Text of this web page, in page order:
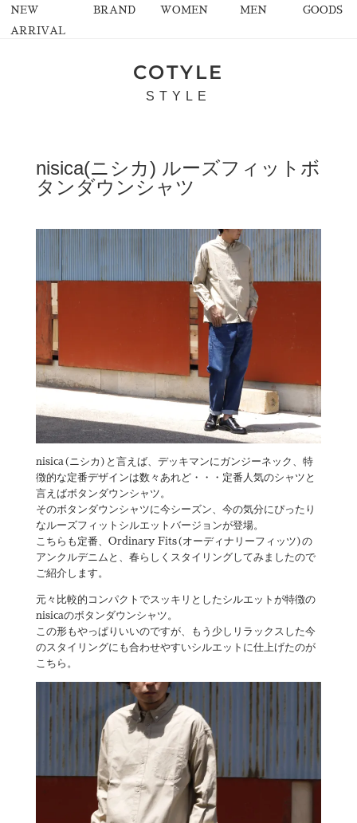
NEW
ARRIVAL
BRAND WOMEN MEN GOODS
COTYLE
STYLE
nisica(ニシカ) ルーズフィットボ
タンダウンシャツ
nisica(ニシカ)と言えば、デッキマンにガンジーネック、特
徴的な定番デザインは数々あれど・・・定番人気のシャツと
言えばボタンダウンシャツ。
そのボタンダウンシャツに今シーズン、今の気分にぴったり
なルーズフィットシルエットバージョンが登場。
こちらも定番、Ordinary Fits(オーディナリーフィッツ)の
アンクルデニムと、春らしくスタイリングしてみましたので
ご紹介します。
元々比較的コンパクトでスッキリとしたシルエットが特徴の
nisicaのボタンダウンシャツ。
この形もやっぱりいいのですが、もう少しリラックスした今
のスタイリングにも合わせやすいシルエットに仕上げたのが
こちら。